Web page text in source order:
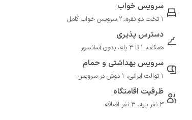
سرویس خواب
1 تخت دو نفره، 2 سرویس خواب کامل
دسترس پذیری
همکف، 1 تا 3 پله، بدون آسانسور
سرویس بهداشتی و حمام
1 توالت ایرانی، 1 دوش در سرویس
ظرفیت اقامتگاه
3 نفر پایه، 3 نفر اضافه